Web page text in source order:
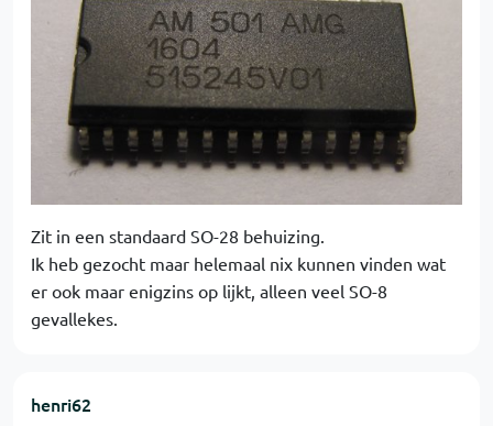
Zit in een standaard SO-28 behuizing.
Ik heb gezocht maar helemaal nix kunnen vinden wat
er ook maar enigzins op lijkt, alleen veel SO-8
gevallekes.
henri62